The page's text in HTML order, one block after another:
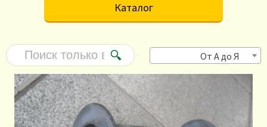
Каталог
От А до Я